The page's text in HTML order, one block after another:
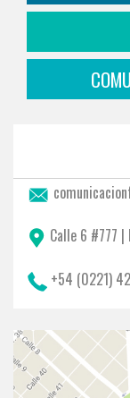
Calle 6 #777 |
+54 (0221)